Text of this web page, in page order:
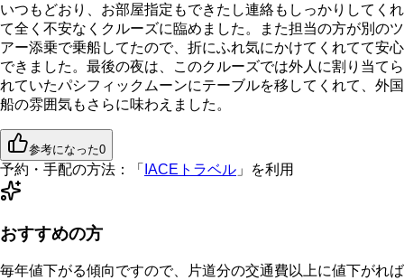
いつもどおり、お部屋指定もできたし連絡もしっかりしてくれ
て全く不安なくクルーズに臨めました。また担当の方が別のツ
アー添乗で乗船してたので、折にふれ気にかけてくれてて安心
できました。最後の夜は、このクルーズでは外人に割り当てら
れていたパシフィックムーンにテーブルを移してくれて、外国
船の雰囲気もさらに味わえました。
参考になった0
予約・手配の方法： 「 IACEトラベル 」を利用
おすすめの方
毎年値下がる傾向ですので、片道分の交通費以上に値下がれば